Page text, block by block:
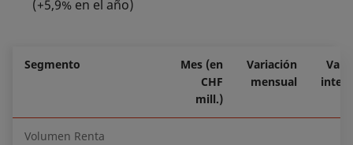
(+5,9% en el año)
Segmento
Mes (en
CHF
mill.)
Variación
mensual
Volumen Renta